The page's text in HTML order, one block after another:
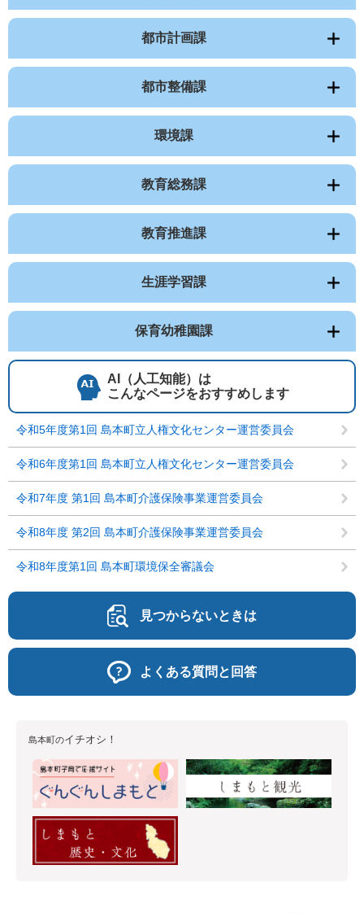
都市計画課
都市整備課
環境課
教育総務課
教育推進課
生涯学習課
保育幼稚園課
AI（人工知能）は
こんなページをおすすめします
令和5年度第1回 島本町立人権文化センター運営委員会
令和6年度第1回 島本町立人権文化センター運営委員会
令和7年度 第1回 島本町介護保険事業運営委員会
令和8年度 第2回 島本町介護保険事業運営委員会
令和8年度第1回 島本町環境保全審議会
見つからないときは
よくある質問と回答
島本町のイチオシ！